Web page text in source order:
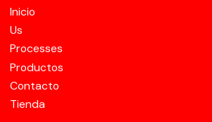
Inicio
Us
Processes
Productos
Contacto
Tienda